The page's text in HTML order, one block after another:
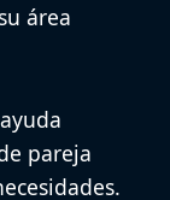
área
pareja